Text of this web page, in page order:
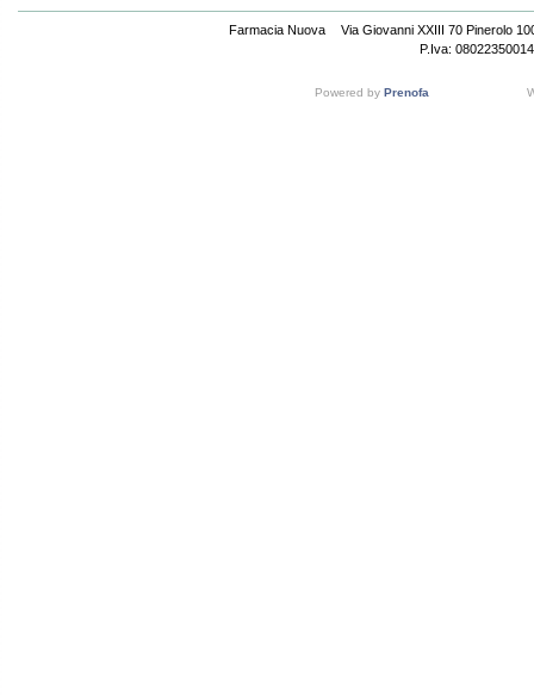
Farmacia Nuova
Via Giovanni XXIII 70 Pinerolo
P.Iva: 08022350014
Powered by Prenofa